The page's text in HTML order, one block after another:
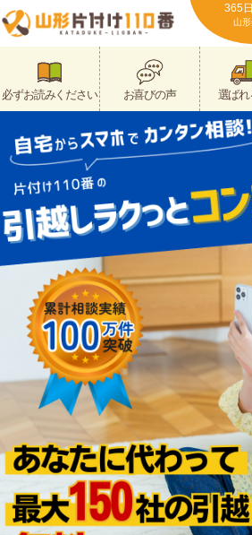
365
山
必ずお読みください お喜びの声 選ば